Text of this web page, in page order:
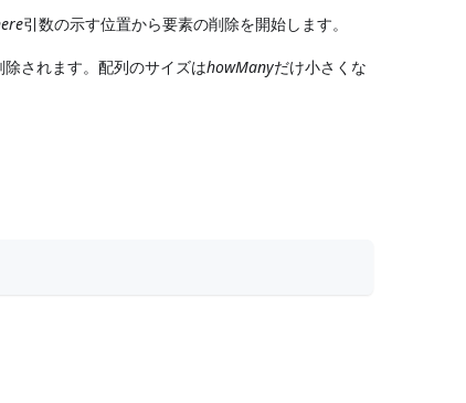
引数の示す位置から要素の削除を開始します。
されます。配列のサイズはhowManyだけ小さくな